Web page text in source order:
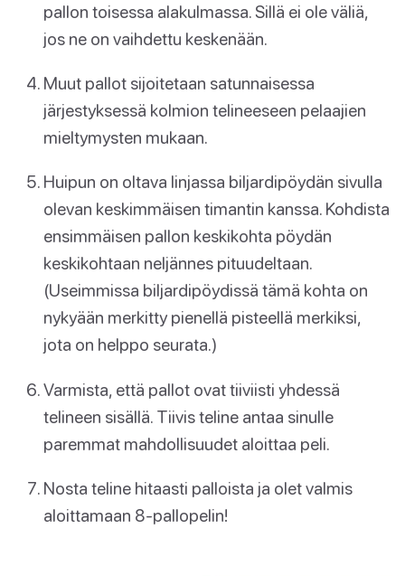
pallon toisessa alakulmassa. Sillä ei ole väliä,
jos ne on vaihdettu keskenään.
Muut pallot sijoitetaan satunnaisessa
järjestyksessä kolmion telineeseen pelaajien
mieltymysten mukaan.
Huipun on oltava linjassa biljardipöydän sivulla
olevan keskimmäisen timantin kanssa. Kohdista
ensimmäisen pallon keskikohta pöydän
keskikohtaan neljännes pituudeltaan.
(Useimmissa biljardipöydissä tämä kohta on
nykyään merkitty pienellä pisteellä merkiksi,
jota on helppo seurata.)
Varmista, että pallot ovat tiiviisti yhdessä
telineen sisällä. Tiivis teline antaa sinulle
paremmat mahdollisuudet aloittaa peli.
Nosta teline hitaasti palloista ja olet valmis
aloittamaan 8-pallopelin!